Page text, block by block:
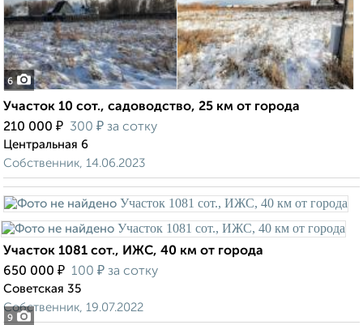
6
Участок 10 сот., садоводство, 25 км от города
210 000 ₽ 300 ₽ за сотку
Центральная 6
Собственник, 14.06.2023
9
Участок 1081 сот., ИЖС, 40 км от города
650 000 ₽ 100 ₽ за сотку
Советская 35
Собственник, 19.07.2022